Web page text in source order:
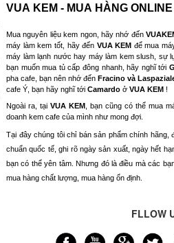
VUA KEM - MUA HÀNG
Mua nguyên liệu kem ngon, hãy nhớ đến
máy làm kem tốt, hãy đến VUA KEM để mua
máy làm lạnh nước hay máy làm kem slush, sự
bạn muốn mua tủ cấp đông nhanh, hãy nghĩ tới
pha cafe, bạn nên nhớ đến Fracino và
cafe Ý, bạn hãy nghĩ tới Camardo ở VUA KEM !
Ngoài ra, tại VUA KEM , bạn cũng có thể mua
doanh kem cafe của mình như mong đợi.
Tại đây chúng tôi chỉ bán sản phẩm chính
chuẩn quốc tế, ghi rõ ngày sản xuất, ngày hết
bạn có thể yên tâm. Nhưng đó là điều mà các
mua hàng chất lượng, mua hàng ổn định.
FLLOW